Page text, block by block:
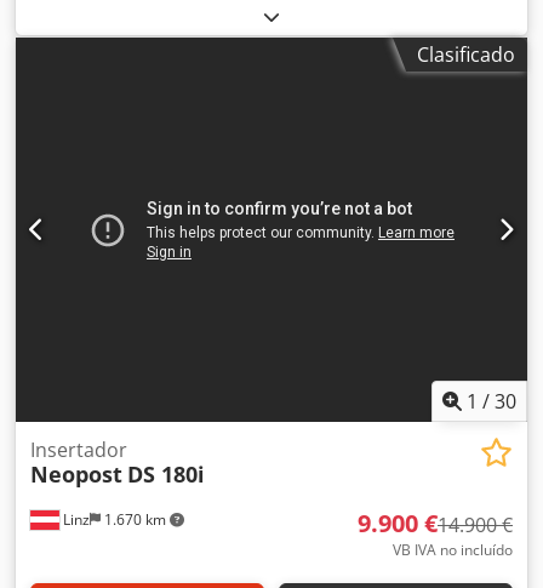
máquina de procesamiento de sobres Quadient DS600i en
buen estado y totalmente operativa. La máquina consta
de: - Alimentador de pila de 2 estaciones con CIS y lector
perfectamente y ha estado bajo mantenimiento continuo
de Quadient. Contador: 3.617.695 La máquina está en
funcionamiento en la línea de producción, pero está
Clasificado
1 /30
Linz 1.670 km
Insertador
Neopost DS 180i
9.900 €14.900 €
VB IVA no incluído